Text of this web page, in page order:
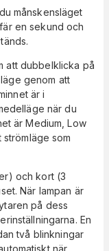
månskensläget
en sekund och
att dubbelklicka på
genom att
är i
när du
är Medium, Low
som
och kort (3
När lampan är
på dess
En
två blinkningar